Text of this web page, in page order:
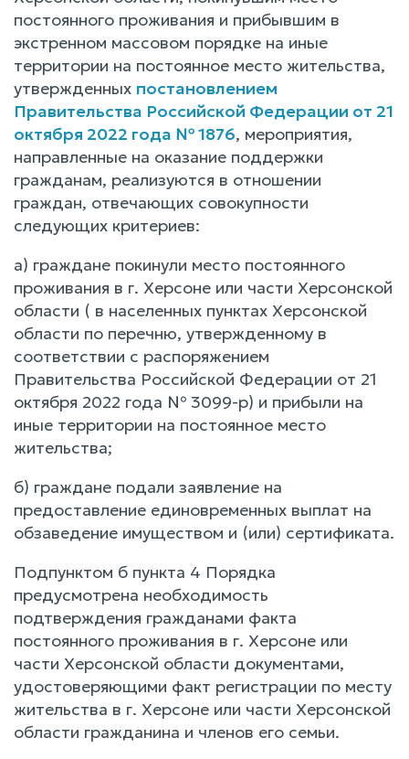
постоянного проживания и прибывшим в
экстренном массовом порядке на иные
территории на постоянное место жительства,
утвержденных постановлением
Правительства Российской Федерации от 21
октября 2022 года № 1876, мероприятия,
направленные на оказание поддержки
гражданам, реализуются в отношении
граждан, отвечающих совокупности
следующих критериев:
а) граждане покинули место постоянного
проживания в г. Херсоне или части Херсонской
области ( в населенных пунктах Херсонской
области по перечню, утвержденному в
соответствии с распоряжением
Правительства Российской Федерации от 21
октября 2022 года № 3099-р) и прибыли на
иные территории на постоянное место
жительства;
б) граждане подали заявление на
предоставление единовременных выплат на
обзаведение имуществом и (или) сертификата.
Подпунктом б пункта 4 Порядка
предусмотрена необходимость
подтверждения гражданами факта
постоянного проживания в г. Херсоне или
части Херсонской области документами,
удостоверяющими факт регистрации по месту
жительства в г. Херсоне или части Херсонской
области гражданина и членов его семьи.